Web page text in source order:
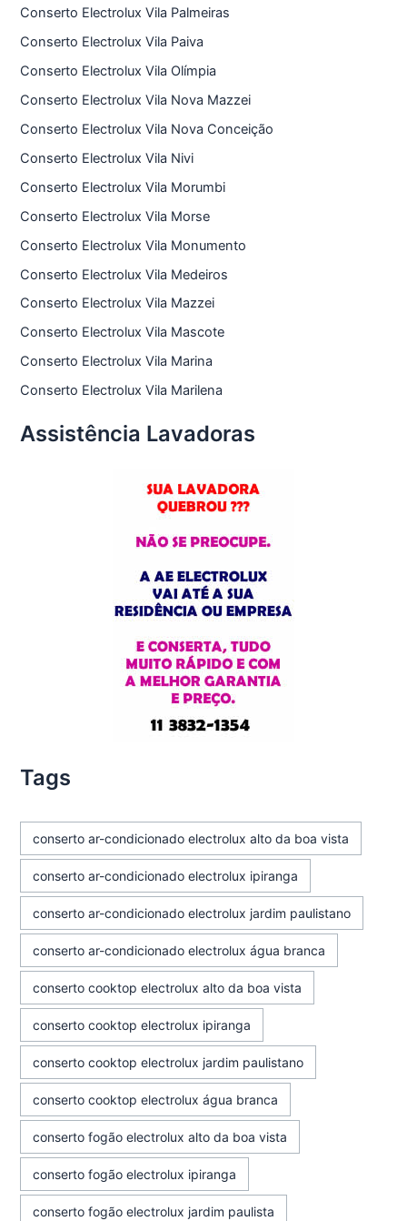
Conserto Electrolux Vila Palmeiras
Conserto Electrolux Vila Paiva
Conserto Electrolux Vila Olímpia
Conserto Electrolux Vila Nova Mazzei
Conserto Electrolux Vila Nova Conceição
Conserto Electrolux Vila Nivi
Conserto Electrolux Vila Morumbi
Conserto Electrolux Vila Morse
Conserto Electrolux Vila Monumento
Conserto Electrolux Vila Medeiros
Conserto Electrolux Vila Mazzei
Conserto Electrolux Vila Mascote
Conserto Electrolux Vila Marina
Conserto Electrolux Vila Marilena
Assistência Lavadoras
Tags
conserto ar-condicionado electrolux alto da boa vista
conserto ar-condicionado electrolux ipiranga
conserto ar-condicionado electrolux jardim paulistano
conserto ar-condicionado electrolux água branca
conserto cooktop electrolux alto da boa vista
conserto cooktop electrolux ipiranga
conserto cooktop electrolux jardim paulistano
conserto cooktop electrolux água branca
conserto fogão electrolux alto da boa vista
conserto fogão electrolux ipiranga
conserto fogão electrolux jardim paulista